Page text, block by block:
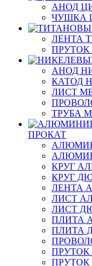
АНОД
ЧУШКА
ЛЕНТА
АНОД
КАТОД
ЛИСТ
ТРУБА
ПРОКАТ
КРУГ
КРУГ
ЛЕНТА
ЛИСТ
ЛИСТ
ПЛИТА
ПЛИТА